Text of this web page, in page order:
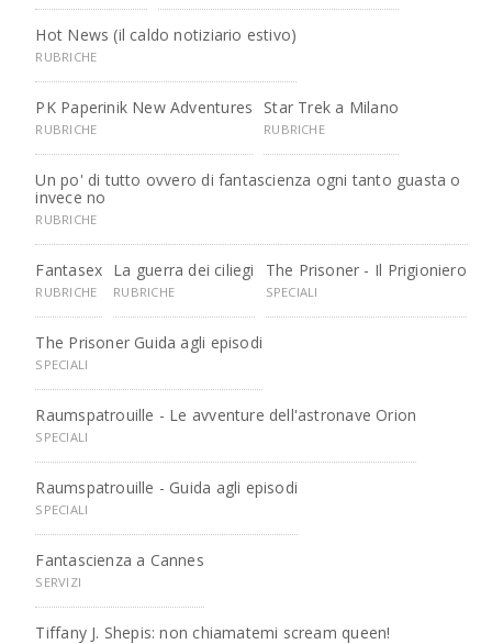
Hot News (il caldo notiziario estivo)
RUBRICHE
PK Paperinik New Adventures
RUBRICHE
Star Trek a Milano
RUBRICHE
Un po' di tutto ovvero di fantascienza ogni tanto guasta o
invece no
RUBRICHE
Fantasex
RUBRICHE
La guerra dei ciliegi
RUBRICHE
The Prisoner - Il Prigioniero
SPECIALI
The Prisoner Guida agli episodi
SPECIALI
Raumspatrouille - Le avventure dell'astronave Orion
SPECIALI
Raumspatrouille - Guida agli episodi
SPECIALI
Fantascienza a Cannes
SERVIZI
Tiffany J. Shepis: non chiamatemi scream queen!